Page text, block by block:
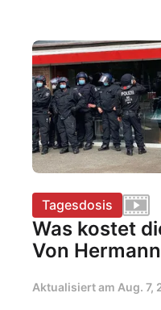
Tagesdosis
Was kostet
Von
Aktualisiert am Aug. 7,